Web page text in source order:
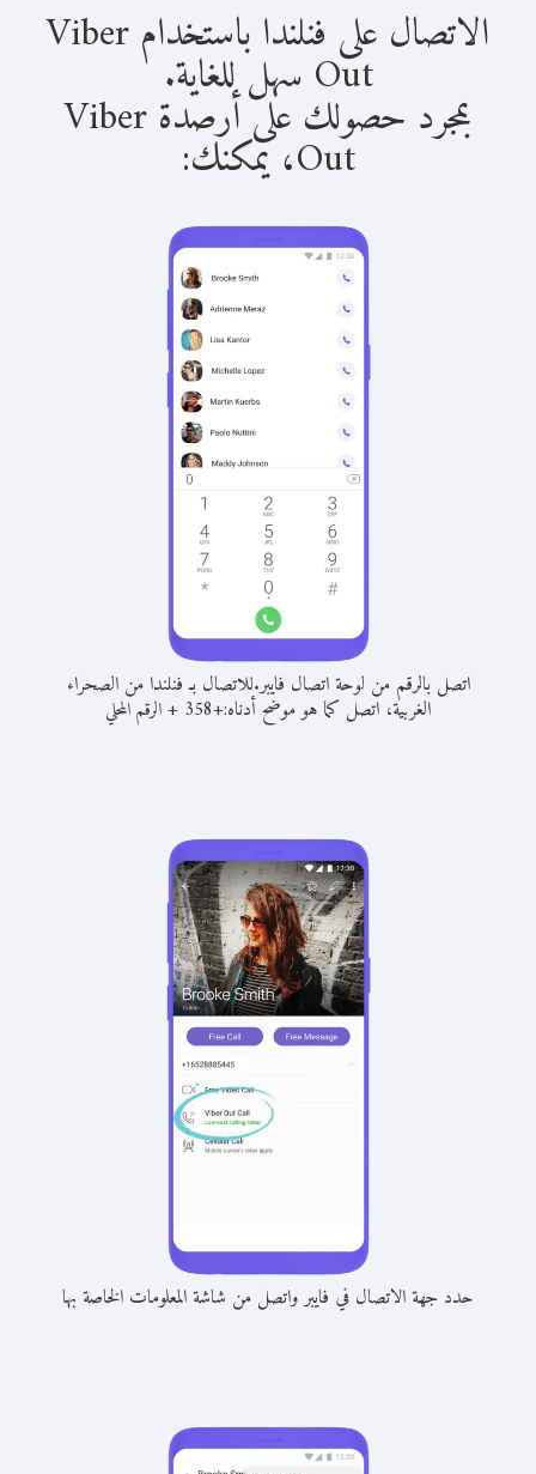
الاتصال على فنلندا باستخدام Viber
Out سهل للغاية.
بمجرد حصولك على أرصدة Viber
Out، يمكنك:
اتصل بالرقم من لوحة اتصال فايبر.للاتصال بـ فنلندا من الصحراء
الغربية، اتصل كما هو موضح أدناه:+
358
+الرقم المحلي
حدد جهة الاتصال في فايبر واتصل من شاشة المعلومات الخاصة بها